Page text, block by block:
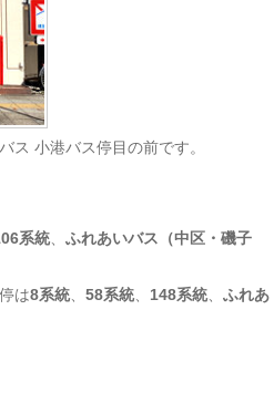
ス 小港バス停目の前です。
系統
ふれあいバス（中区・磯子
は8系統 58系統 148系統
ふれあ